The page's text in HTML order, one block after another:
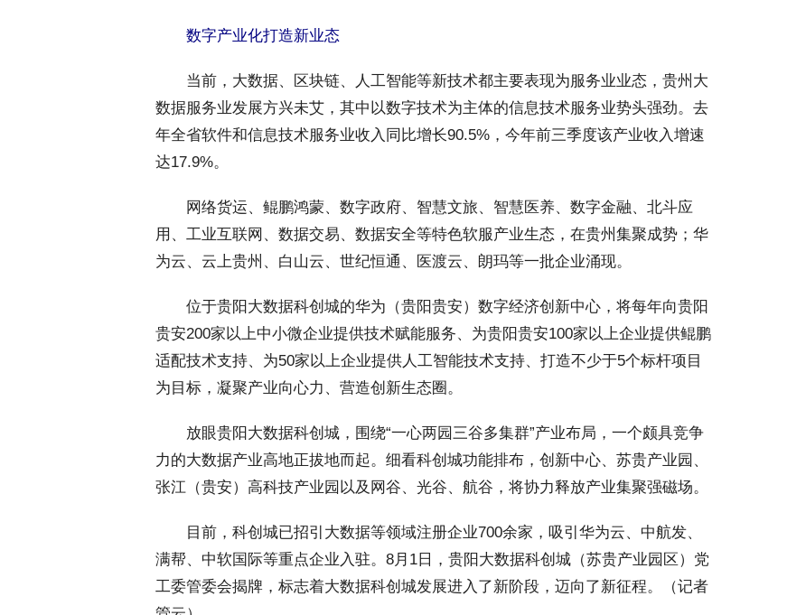
数字产业化打造新业态
当前，大数据、区块链、人工智能等新技术都主要表现为服务业业态，贵州大
数据服务业发展方兴未艾，其中以数字技术为主体的信息技术服务业势头强劲。去
年全省软件和信息技术服务业收入同比增长90.5%，今年前三季度该产业收入增速
达17.9%。
网络货运、鲲鹏鸿蒙、数字政府、智慧文旅、智慧医养、数字金融、北斗应
用、工业互联网、数据交易、数据安全等特色软服产业生态，在贵州集聚成势；华
为云、云上贵州、白山云、世纪恒通、医渡云、朗玛等一批企业涌现。
位于贵阳大数据科创城的华为（贵阳贵安）数字经济创新中心，将每年向贵阳
贵安200家以上中小微企业提供技术赋能服务、为贵阳贵安100家以上企业提供鲲鹏
适配技术支持、为50家以上企业提供人工智能技术支持、打造不少于5个标杆项目
为目标，凝聚产业向心力、营造创新生态圈。
放眼贵阳大数据科创城，围绕“一心两园三谷多集群”产业布局，一个颇具竞争
力的大数据产业高地正拔地而起。细看科创城功能排布，创新中心、苏贵产业园、
张江（贵安）高科技产业园以及网谷、光谷、航谷，将协力释放产业集聚强磁场。
目前，科创城已招引大数据等领域注册企业700余家，吸引华为云、中航发、
满帮、中软国际等重点企业入驻。8月1日，贵阳大数据科创城（苏贵产业园区）党
工委管委会揭牌，标志着大数据科创城发展进入了新阶段，迈向了新征程。（记者